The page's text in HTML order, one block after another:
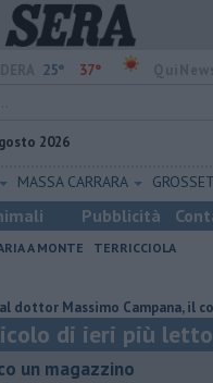
25° 37°
2026
MASSA CARRARA
Pubblicità
A MONTE
TERRICCIOLA
Campana, il cordoglio
di ieri più letto
un magazzino